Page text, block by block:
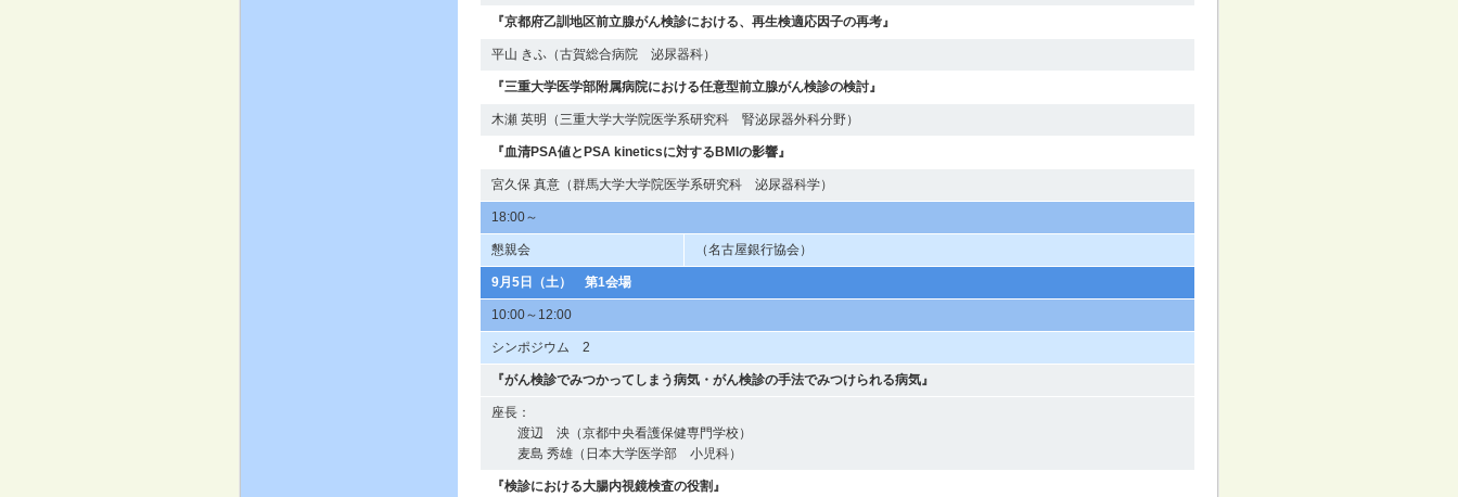
『京都府乙訓地区前立腺がん検診における、再生検適応因子の再考』
平山 きふ（古賀総合病院 泌尿器科）
『三重大学医学部附属病院における任意型前立腺がん検診の検討』
木瀬 英明（三重大学大学院医学系研究科 腎泌尿器外科分野）
『血清PSA値とPSA kineticsに対するBMIの影響』
宮久保 真意（群馬大学大学院医学系研究科 泌尿器科学）
18:00～
懇親会 （名古屋銀行協会）
9月5日（土） 第1会場
10:00～12:00
シンポジウム 2
『がん検診でみつかってしまう病気・がん検診の手法でみつけられる病気』
座長：
渡辺 泱（京都中央看護保健専門学校）
麦島 秀雄（日本大学医学部 小児科）
『検診における大腸内視鏡検査の役割』